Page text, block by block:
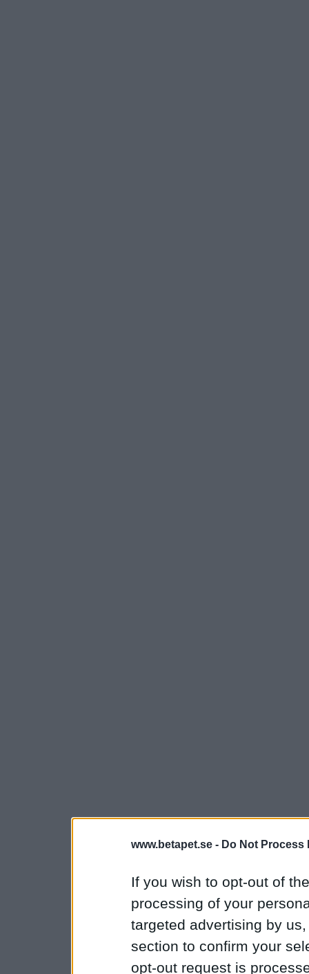
www.betapet.se - Do Not Process
If you wish to opt-out of
processing of your
targeted advertising by
section to confirm your
opt-out request is